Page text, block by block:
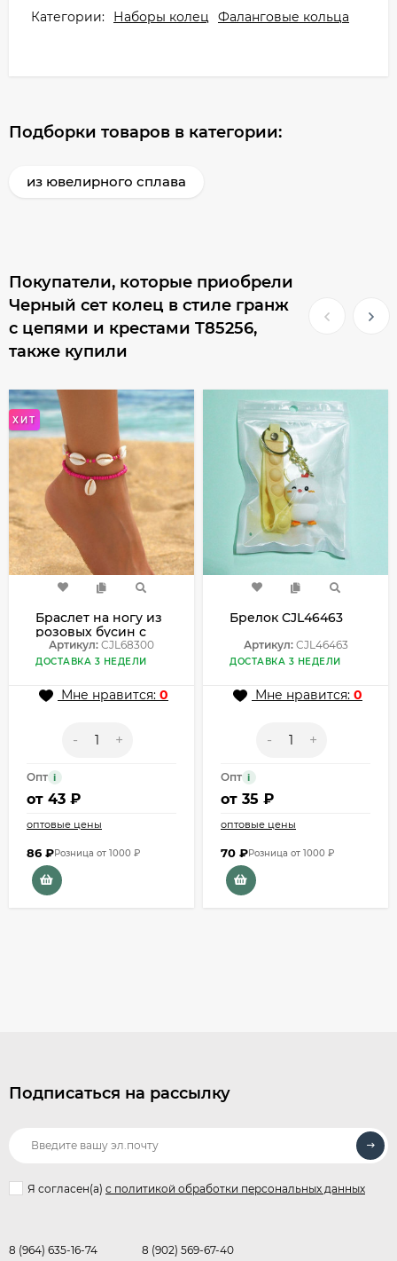
Категории: Наборы колец Фаланговые кольца
Подборки товаров в категории:
из ювелирного сплава
Покупатели, которые приобрели
Черный сет колец в стиле гранж
с цепями и крестами T85256,
также купили
ХИТ
Браслет на ногу из
розовых бусин с
ракушками
CJL68300
Артикул: CJL68300
ДОСТАВКА 3 НЕДЕЛИ
Мне нравится: 0
- +
Опт i
от 43 ₽
оптовые цены
86 ₽Розница от 1000 ₽
Брелок CJL46463
Артикул:CJL46463
ДОСТАВКА 3 НЕДЕЛИ
Мне нравится: 0
- +
Опт i
от 35 ₽
оптовые цены
70 ₽Розница от 1000 ₽
Подписаться на рассылку
Я согласен(a) с политикой обработки персональных данных
8 (964) 635-16-74 8 (902) 569-67-40